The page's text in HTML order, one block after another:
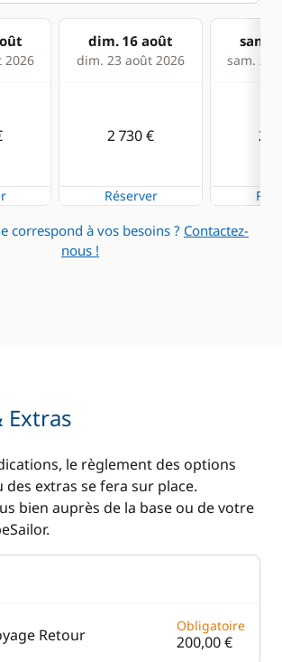
Eau chaude
2026
dim. 16 août
dim. 23 août 2026
sam.
sam. 29
2 730 €
Réserver
2
correspond à vos besoins ? Contactez-
nous !
Extras
le règlement des options
extras se fera sur place.
bien auprès de la base ou de votre
Retour Obligatoire
200,00 €